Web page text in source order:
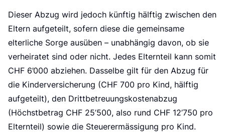
Dieser Abzug wird jedoch künftig hälftig zwischen den
Eltern aufgeteilt, sofern diese die gemeinsame
elterliche Sorge ausüben – unabhängig davon, ob sie
verheiratet sind oder nicht. Jedes Elternteil kann somit
CHF 6’000 abziehen. Dasselbe gilt für den Abzug für
die Kinderversicherung (CHF 700 pro Kind, hälftig
aufgeteilt), den Drittbetreuungskostenabzug
(Höchstbetrag CHF 25’500, also rund CHF 12’750 pro
Elternteil) sowie die Steuerermässigung pro Kind.